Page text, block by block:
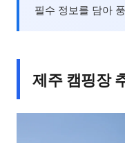
필수 정보를 담아
제주 캠핑장